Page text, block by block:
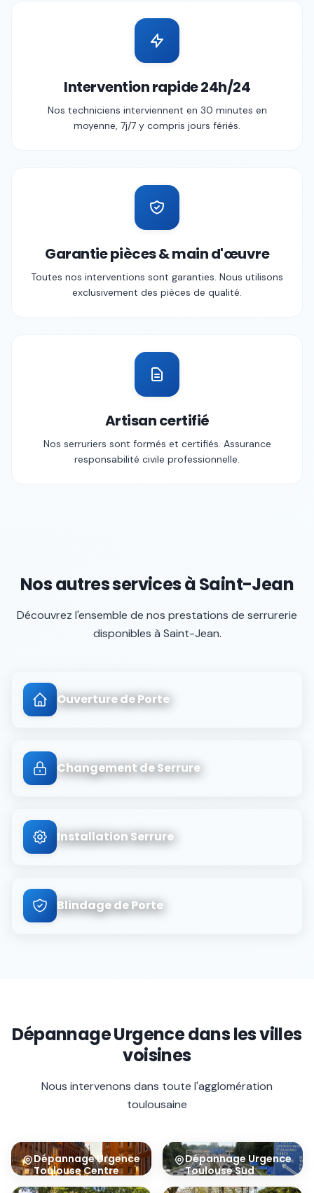
Intervention rapide 24h/24
Nos techniciens interviennent en 30 minutes en
moyenne, 7j/7 y compris jours fériés.
Garantie pièces & main d'œuvre
Toutes nos interventions sont garanties. Nous utilisons
exclusivement des pièces de qualité.
Artisan certifié
Nos serruriers sont formés et certifiés. Assurance
responsabilité civile professionnelle.
Nos autres services àSaint-Jean
Découvrez l'ensemble de nos prestations de serrurerie
disponibles à Saint-Jean.
Ouverture de Porte
Changement de Serrure
Installation Serrure
Blindage de Porte
Dépannage Urgencedans les villes
voisines
Nous intervenons dans toute l'agglomération
toulousaine
Dépannage Urgence
Toulouse Centre
31000
Dépannage Urgence
Toulouse Sud
31100